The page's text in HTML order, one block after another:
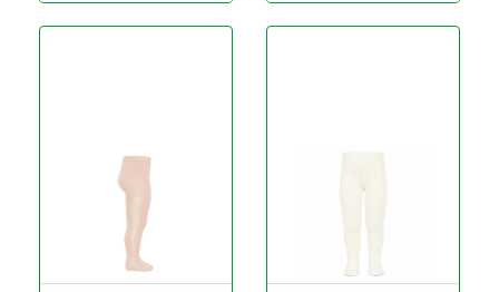
-50%
-50%